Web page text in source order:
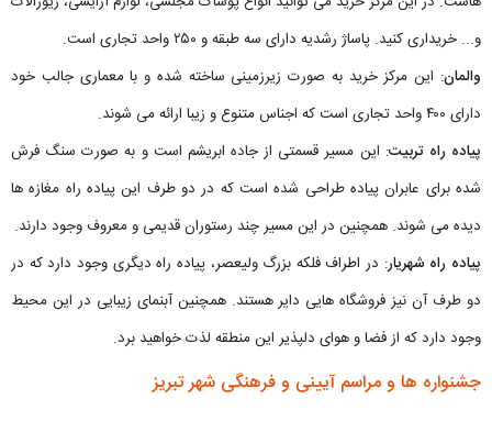
و... خریداری کنید. پاساژ رشدیه دارای سه‌ طبقه و ۲۵۰ واحد تجاری است.
والمان: این مرکز خرید به‌ صورت زیرزمینی ساخته شده و با معماری جالب خود
دارای ۴۰۰ واحد تجاری است که اجناس متنوع و زیبا ارائه می شوند.
پیاده‌ راه تربیت: این مسیر قسمتی از جاده ابریشم است و به صورت سنگ فرش
شده برای عابران پیاده طراحی شده است که در دو طرف این پیاده راه مغازه ها
دیده می شوند. همچنین در این مسیر چند رستوران‌ قدیمی و معروف وجود دارند.
پیاده‌ راه شهریار: در اطراف فلکه بزرگ ولیعصر، پیاده راه دیگری وجود دارد که در
دو طرف آن نیز فروشگاه هایی دایر هستند. همچنین آبنمای زیبایی در این محیط
وجود دارد که از فضا و هوای دلپذیر این منطقه لذت خواهید برد.
جشنواره ها و مراسم آیینی و فرهنگی شهر تبریز